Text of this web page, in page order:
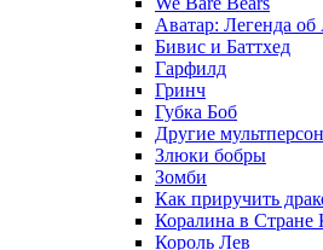
Аватар: Легенда об
Бивис и Баттхед
Гарфилд
Гринч
Губка Боб
Другие
Злюки бобры
Зомби
Как приручить
Коралина в Стране
Король Лев